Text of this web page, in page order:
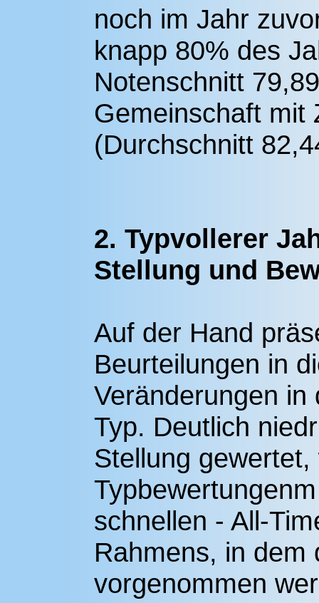
noch im Jahr
knapp 80% des
Notenschnitt
Gemeinschaft mit
(Durchschnitt
2. Typvollerer
Stellung und
Auf der Hand
Beurteilungen in
Veränderungen in
Typ. Deutlich
Stellung
schnellen - All-
Rahmens, in dem
vorgenommen